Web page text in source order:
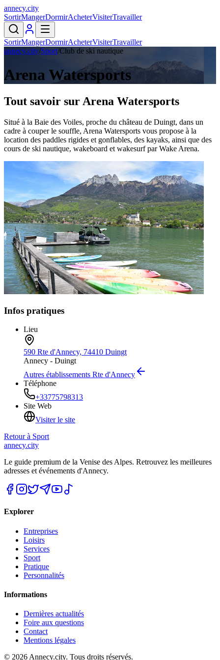
annecy.city
SortirMangerDormirAcheterVisiterTravailler
SortirMangerDormirAcheterVisiterTravailler
annecy.city/Sport/Club de ski nautique
Arena Watersports
Tout savoir sur Arena Watersports
Situé à la Baie des Voiles, proche du château de Duingt, dans un
cadre à couper le souffle, Arena Watersports vous propose à la
location des paddles rigides et gonflables, des kayaks, ainsi que des
cours de ski nautique, wakeboard et wakesurf par Wake Arena.
Infos pratiques
Lieu
590 Rte d'Annecy, 74410 Duingt
Annecy - Duingt
Autres établissements Rte d'Annecy
Téléphone
+33775798313
Site Web
Visiter le site
Retour à Sport
annecy.city
Le guide premium de la Venise des Alpes. Retrouvez les meilleures
adresses et événements d'Annecy.
Explorer
Entreprises
Loisirs
Services
Sport
Pratique
Personnalités
Informations
Dernières actualités
Foire aux questions
Contact
Mentions légales
© 2026 Annecy.city. Tous droits réservés.